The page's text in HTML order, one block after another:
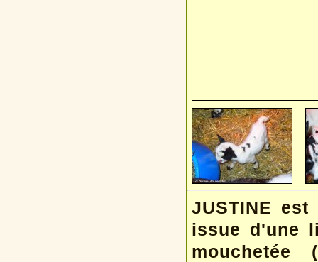
JUSTINE
issue d'une